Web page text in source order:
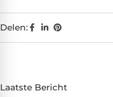
Delen:
Laatste Bericht